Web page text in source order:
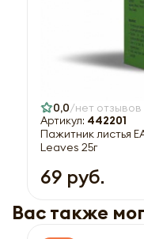
0,0 нет отзывов
Артикул: 442201
Пажитник листья
Leaves 25г
69 руб.
Вас также